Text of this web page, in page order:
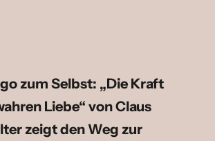
zum Selbst: „Die Kraft
Liebe“ von Claus
zeigt den Weg zur